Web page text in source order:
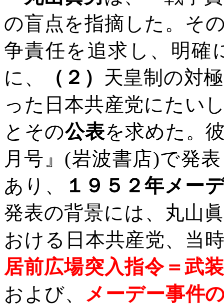
の盲点を指摘した。そ
争責任を追求し、明確
に、
（２） 天皇制の対
った日本共産党にたい
とその公表を求めた。
月号』 (岩波書店)で発
あり、
１９５２年メー
発表の背景には、丸山
おける日本共産党、当
居前広場突入指令＝武
および、 メーデー事件